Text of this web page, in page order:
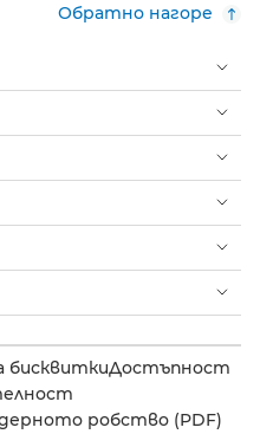
Обратно нагоре
бисквиткиДостъпност
робство (PDF)